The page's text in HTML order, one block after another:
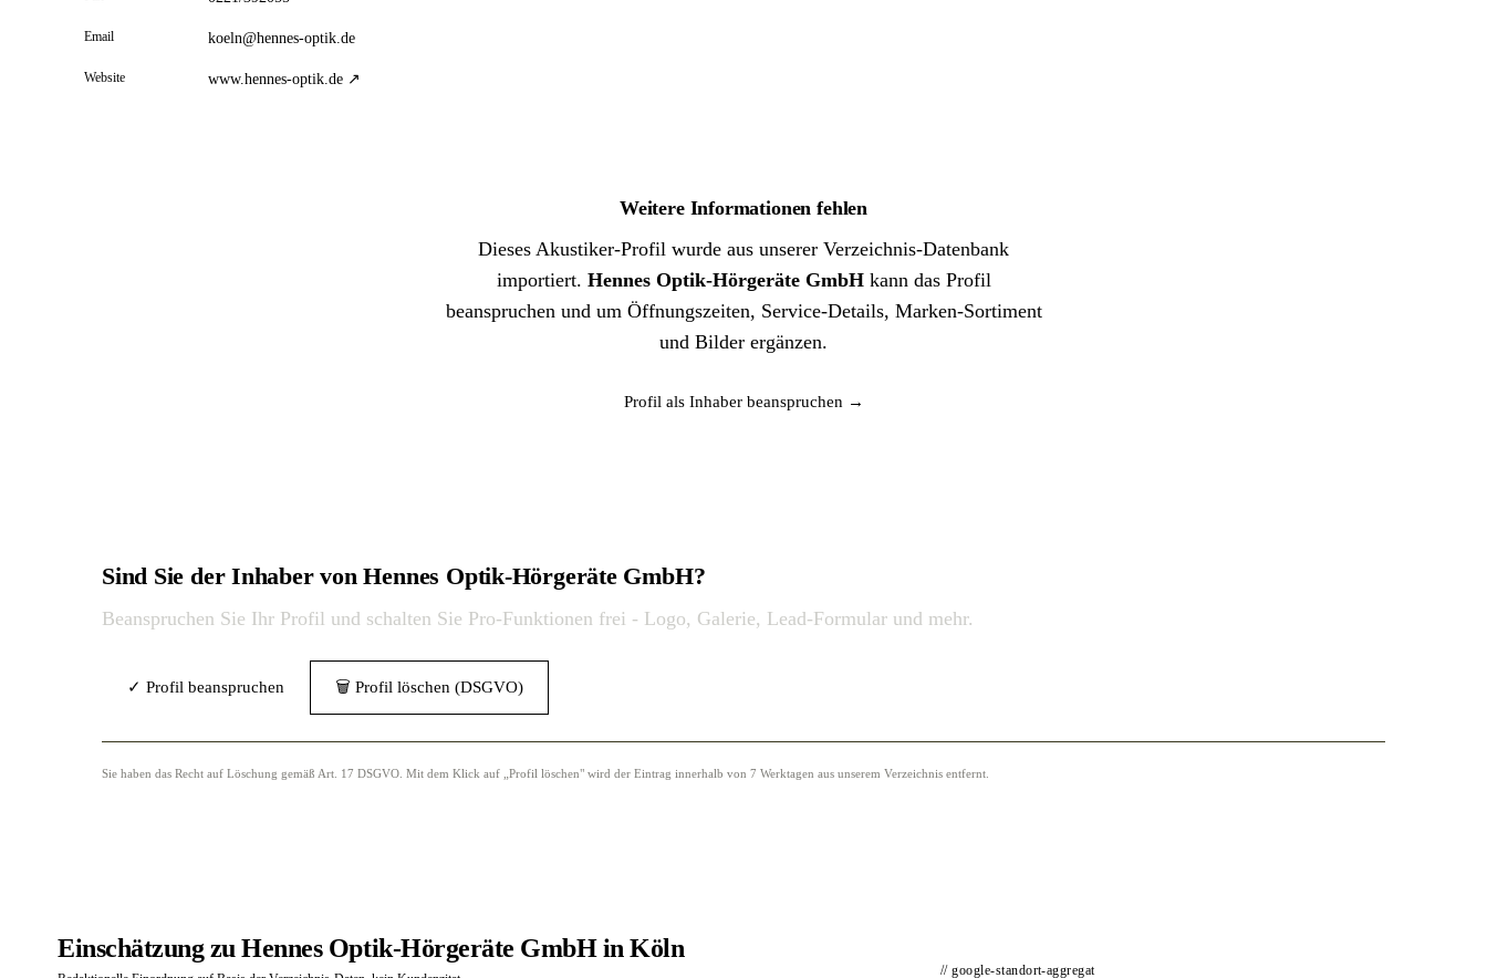
Email koeln@hennes-optik.de
Website www.hennes-optik.de ↗
Weitere Informationen fehlen
Dieses Akustiker-Profil wurde aus unserer Verzeichnis-Datenbank
importiert. Hennes Optik-Hörgeräte GmbHkann das Profil
beanspruchen und um Öffnungszeiten, Service-Details, Marken-Sortiment
und Bilder ergänzen.
Profil als Inhaber beanspruchen →
Sind Sie der Inhaber von Hennes Optik-Hörgeräte GmbH?
Beanspruchen Sie Ihr Profil und schalten Sie Pro-Funktionen frei - Logo, Galerie, Lead-Formular und mehr.
✓ Profil beanspruchen 🗑 Profil löschen (DSGVO)
Sie haben das Recht auf Löschung gemäß Art. 17 DSGVO. Mit dem Klick auf „Profil löschen" wird der Eintrag innerhalb von 7 Werktagen aus unserem Verzeichnis entfernt.
Einschätzung zu Hennes Optik-Hörgeräte GmbH in Köln
// google-standort-aggregat